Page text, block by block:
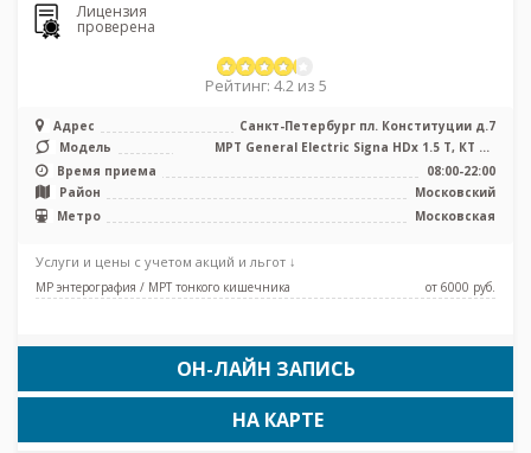
Лицензия
проверена
Рейтинг: 4.2 из 5
Адрес
Санкт-Петербург пл. Конституции д.7
Модель
МРТ General Electric Signa HDх 1.5 T, КТ GE
Optima 660 64 среза
Время приема
08:00-22:00
Район
Московский
Метро
Московская
Услуги и цены с учетом акций и льгот ↓
МР энтерография / МРТ тонкого кишечника от 6000 pуб.
ОН-ЛАЙН ЗАПИСЬ
НА КАРТЕ